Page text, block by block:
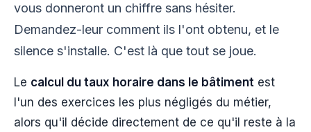
vous donneront un chiffre sans hésiter.
Demandez-leur comment ils l'ont obtenu, et le
silence s'installe. C'est là que tout se joue.
Le calcul du taux horaire dans le bâtiment est
l'un des exercices les plus négligés du métier,
alors qu'il décide directement de ce qu'il reste à la